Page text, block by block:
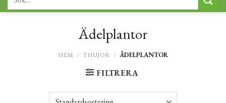
Ädelplantor
HEM / THUJOR / ÄDELPLANTOR
FILTRERA